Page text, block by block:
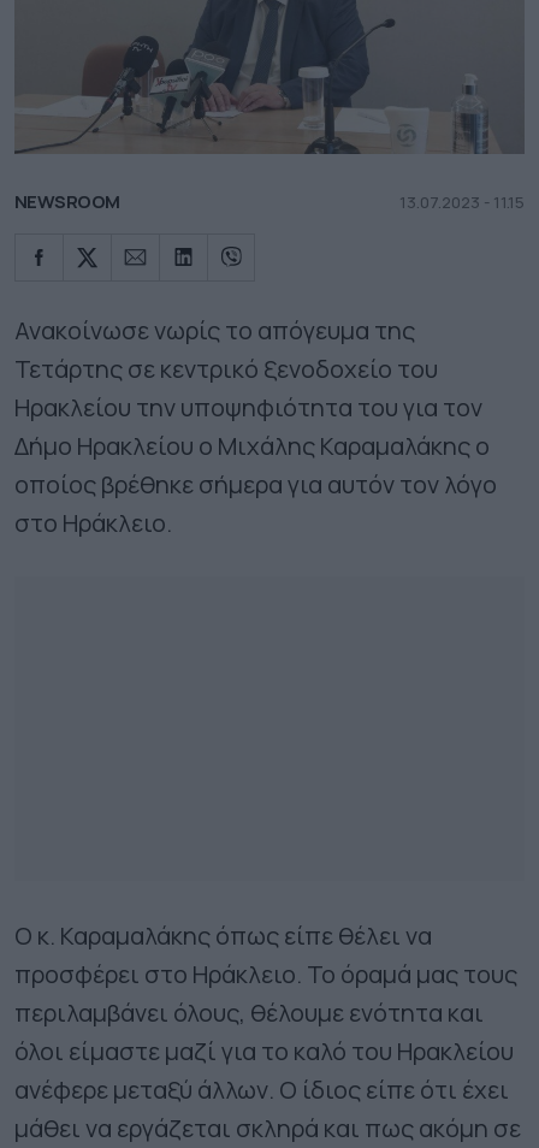
NEWSROOM 13.07.2023 - 11.15
Ανακοίνωσε νωρίς το απόγευμα της
Τετάρτης σε κεντρικό ξενοδοχείο του
Ηρακλείου την υποψηφιότητα του για τον
Δήμο Ηρακλείου ο Μιχάλης Καραμαλάκης ο
οποίος βρέθηκε σήμερα για αυτόν τον λόγο
στο Ηράκλειο.
Ο κ. Καραμαλάκης όπως είπε θέλει να
προσφέρει στο Ηράκλειο. Το όραμά μας τους
περιλαμβάνει όλους, θέλουμε ενότητα και
όλοι είμαστε μαζί για το καλό του Ηρακλείου
ανέφερε μεταξύ άλλων. Ο ίδιος είπε ότι έχει
μάθει να εργάζεται σκληρά και πως ακόμη σε